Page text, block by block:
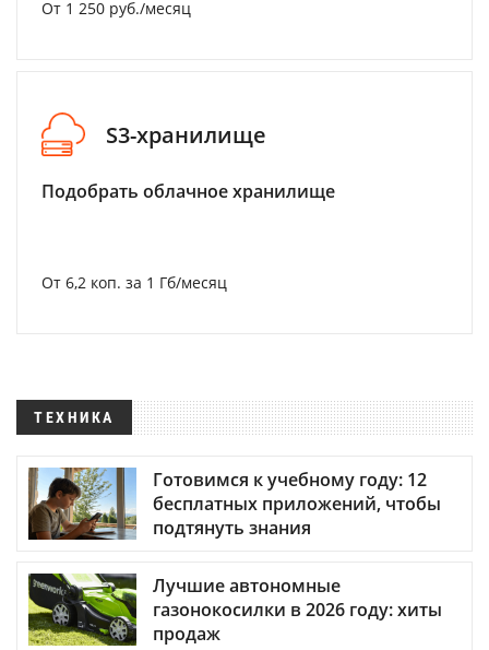
От 1 250 руб./месяц
S3-хранилище
Подобрать облачное хранилище
От 6,2 коп. за 1 Гб/месяц
ТЕХНИКА
Готовимся к учебному году: 12
бесплатных приложений, чтобы
подтянуть знания
Лучшие автономные
газонокосилки в 2026 году: хиты
продаж